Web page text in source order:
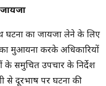
घटना का जायजा लेने के लिए
का मुआयना करके अधिकारियों
के समुचित उपचार के निर्देश
से दूरभाष पर घटना की